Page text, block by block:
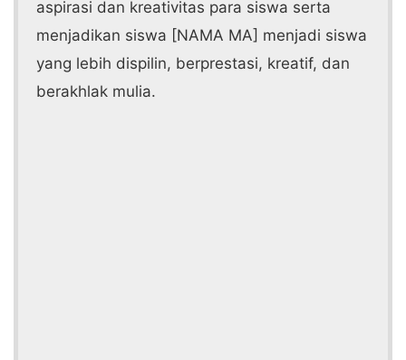
aspirasi dan kreativitas para siswa serta
menjadikan siswa [NAMA MA] menjadi siswa
yang lebih dispilin, berprestasi, kreatif, dan
berakhlak mulia.